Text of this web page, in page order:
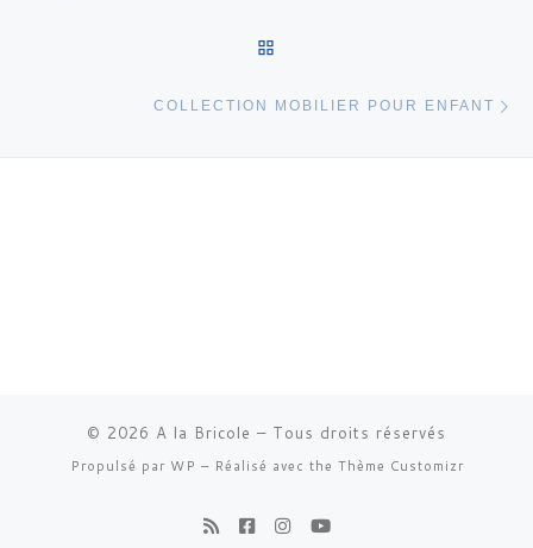
COLLECTION MOBILIER POUR ENFANT
© 2026 A la Bricole – Tous droits réservés
Propulsé par WP – Réalisé avec the Thème Customizr